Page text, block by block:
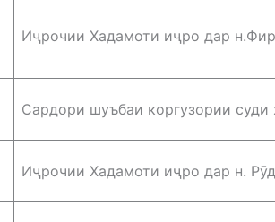
Иҷрочии Хадамоти иҷро дар
Сардори шуъбаи коргузории суди
Иҷрочии Хадамоти иҷро дар н.